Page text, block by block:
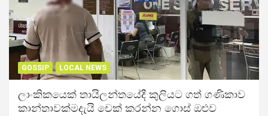
GOSSIP LOCAL NEWS
ලාංකිකයෙක් තායිලන්තයේදී කුලියට ගත් ගණිකාව
කාන්තාවක්මදැයි චෙක් කරන්න ගොස් ඔළුව